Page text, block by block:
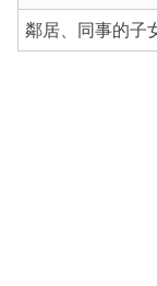
鄰居、同事的子